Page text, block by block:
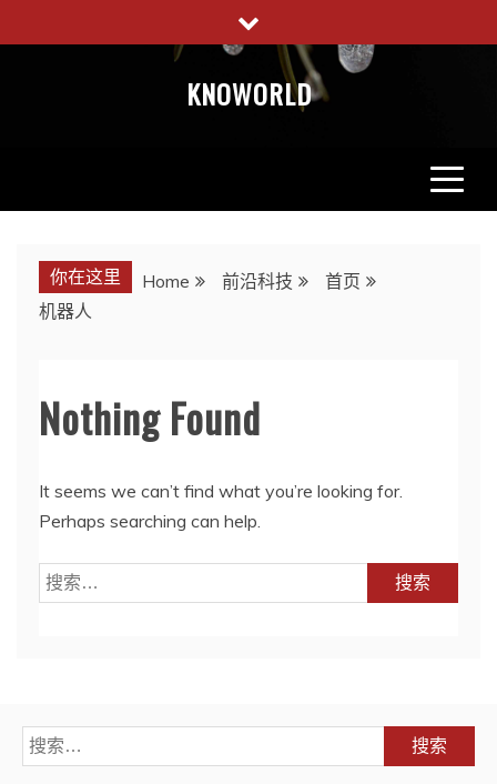
to
KNOWORLD
你在这里 Home 前沿科技
首页
机器人
Nothing Found
It seems we can’t find what you’re looking for.
Perhaps searching can help.
搜
索：
搜
索：